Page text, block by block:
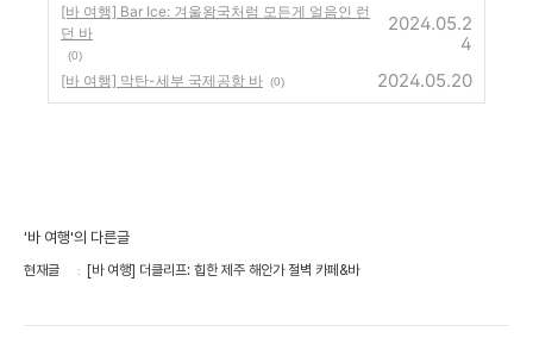
[바 여행] Bar Ice: 겨울왕국처럼 모든게 얼음인 런
던 바
(0)
2024.05.2
4
[바 여행] 막탄-세부 국제공항 바 (0) 2024.05.20
'바 여행'의 다른글
현재글 [바 여행] 더클리프: 힙한 제주 해안가 절벽 카페&바